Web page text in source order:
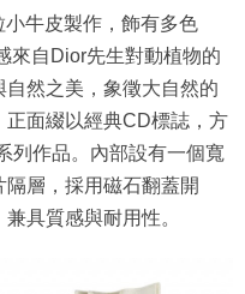
牛皮製作，飾有多色
來自Dior先生對動植物的
然之美，象徵大自然的
面綴以經典CD標誌，方
列作品。內部設有一個寬
層，採用磁石翻蓋開
具質感與耐用性。